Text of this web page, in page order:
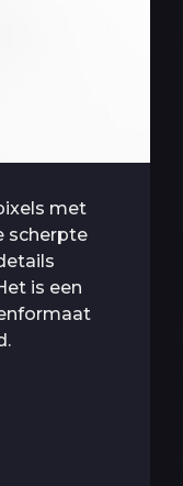
met
scherpte
is een